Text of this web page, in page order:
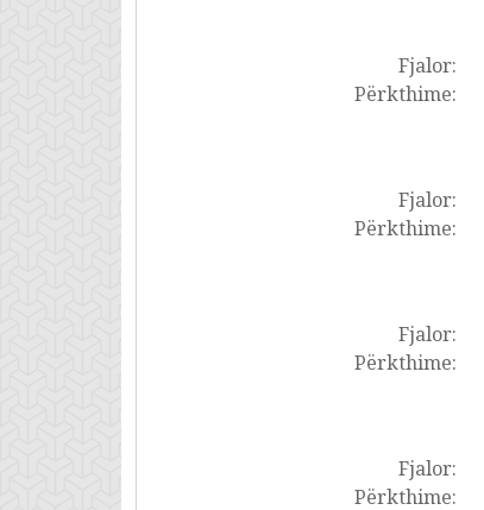
Fjalor:
Përkthime:
Fjalor:
Përkthime:
Fjalor:
Përkthime:
Fjalor:
Përkthime: